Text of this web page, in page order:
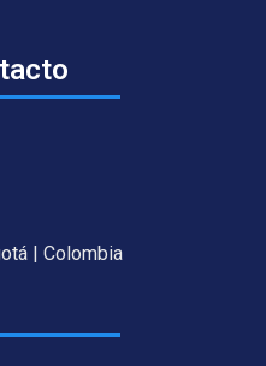
| Colombia